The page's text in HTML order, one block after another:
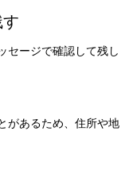
セージで確認して残し
があるため、住所や地